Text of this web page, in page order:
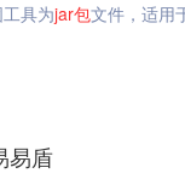
具为jar包文件，适用
易盾